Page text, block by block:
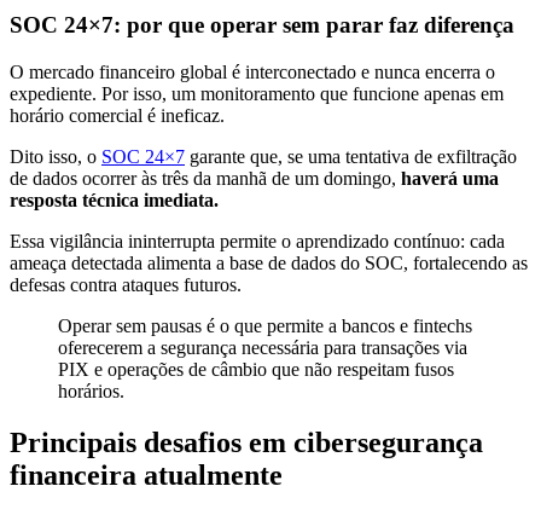
SOC 24×7: por que operar sem parar faz diferença
O mercado financeiro global é interconectado e nunca encerra o
expediente. Por isso, um monitoramento que funcione apenas em
horário comercial é ineficaz.
Dito isso, o SOC 24×7 garante que, se uma tentativa de exfiltração
de dados ocorrer às três da manhã de um domingo, haverá uma
resposta técnica imediata.
Essa vigilância ininterrupta permite o aprendizado contínuo: cada
ameaça detectada alimenta a base de dados do SOC, fortalecendo as
defesas contra ataques futuros.
Operar sem pausas é o que permite a bancos e fintechs
oferecerem a segurança necessária para transações via
PIX e operações de câmbio que não respeitam fusos
horários.
Principais desafios em cibersegurança
financeira atualmente